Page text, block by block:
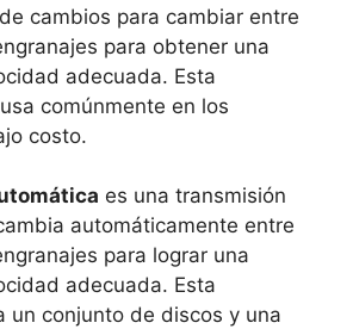
cambios para cambiar entre
para obtener una
adecuada. Esta
comúnmente en los
costo.
es una transmisión
automáticamente entre
para lograr una
adecuada. Esta
un conjunto de discos y una